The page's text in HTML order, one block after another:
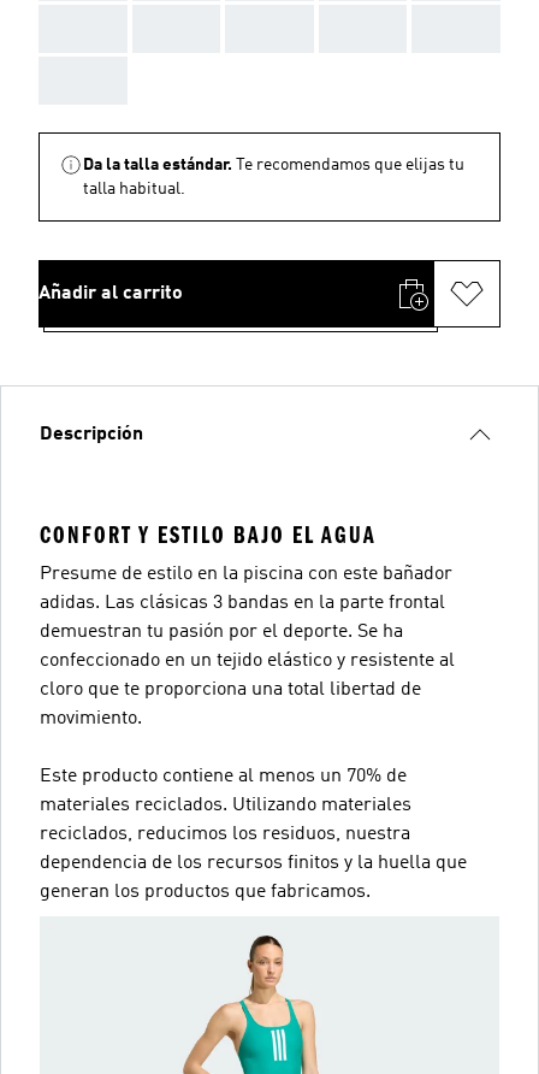
Da la talla estándar.
Te recomendamos que elijas tu
talla habitual.
Añadir al carrito
Descripción
CONFORT Y ESTILO BAJO EL AGUA
Presume de estilo en la piscina con este bañador
adidas. Las clásicas 3 bandas en la parte frontal
demuestran tu pasión por el deporte. Se ha
confeccionado en un tejido elástico y resistente al
cloro que te proporciona una total libertad de
movimiento.
Este producto contiene al menos un 70% de
materiales reciclados. Utilizando materiales
reciclados, reducimos los residuos, nuestra
dependencia de los recursos finitos y la huella que
generan los productos que fabricamos.